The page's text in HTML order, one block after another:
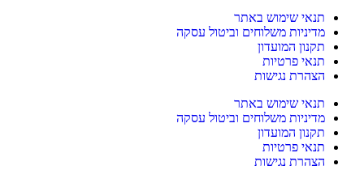
תנאי שימוש באתר
מדיניות משלוחים וביטול עסקה
תקנון המועדון
תנאי פרטיות
הצהרת נגישות
תנאי שימוש באתר
מדיניות משלוחים וביטול עסקה
תקנון המועדון
תנאי פרטיות
הצהרת נגישות